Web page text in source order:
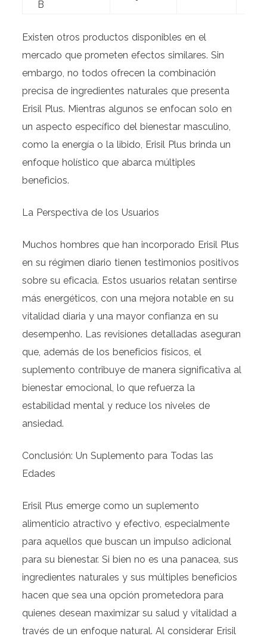
B
Existen otros productos disponibles en el
mercado que prometen efectos similares. Sin
embargo, no todos ofrecen la combinación
precisa de ingredientes naturales que presenta
Erisil Plus. Mientras algunos se enfocan solo en
un aspecto específico del bienestar masculino,
como la energía o la libido, Erisil Plus brinda un
enfoque holístico que abarca múltiples
beneficios.
La Perspectiva de los Usuarios
Muchos hombres que han incorporado Erisil Plus
en su régimen diario tienen testimonios positivos
sobre su eficacia. Estos usuarios relatan sentirse
más energéticos, con una mejora notable en su
vitalidad diaria y una mayor confianza en su
desempenho. Las revisiones detalladas aseguran
que, además de los beneficios físicos, el
suplemento contribuye de manera significativa al
bienestar emocional, lo que refuerza la
estabilidad mental y reduce los niveles de
ansiedad.
Conclusión: Un Suplemento para Todas las
Edades
Erisil Plus emerge como un suplemento
alimenticio atractivo y efectivo, especialmente
para aquellos que buscan un impulso adicional
para su bienestar. Si bien no es una panacea, sus
ingredientes naturales y sus múltiples beneficios
hacen que sea una opción prometedora para
quienes desean maximizar su salud y vitalidad a
través de un enfoque natural. Al considerar Erisil